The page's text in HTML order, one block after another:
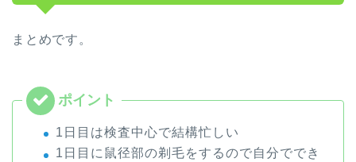
まとめです。
1日目は検査中心で結構忙しい
1日目に鼠径部の剃毛をするので自分ででき